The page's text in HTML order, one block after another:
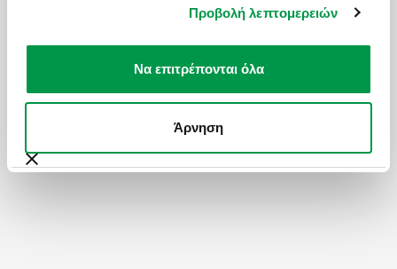
Προβολή λεπτομερειών
Να επιτρέπονται όλα
Άρνηση
ΔΕΙΤΕ ΕΠΙΣΗΣ